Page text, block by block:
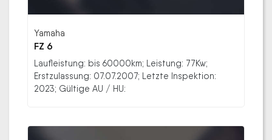
Yamaha
FZ 6
Laufleistung: bis 60000km; Leistung: 77Kw;
Erstzulassung: 07.07.2007; Letzte Inspektion:
2023; Gültige AU / HU: